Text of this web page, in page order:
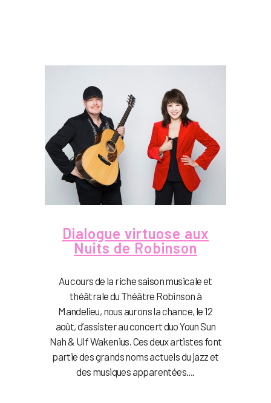
Dialogue virtuose aux
Nuits de Robinson
Au cours de la riche saison musicale et
théâtrale du Théâtre Robinson à
Mandelieu, nous aurons la chance, le 12
août, d’assister au concert duo Youn Sun
Nah & Ulf Wakenius. Ces deux artistes font
partie des grands noms actuels du jazz et
des musiques apparentées....